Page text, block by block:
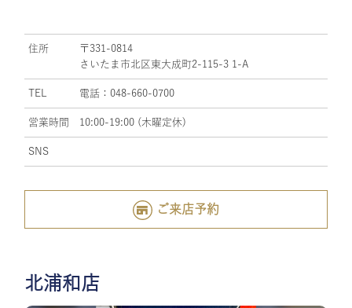
住所
〒331-0814
さいたま市北区東大成町2-115-3 1-A
TEL 電話：048-660-0700
営業時間 10:00-19:00 (木曜定休)
SNS
ご来店予約
北浦和店